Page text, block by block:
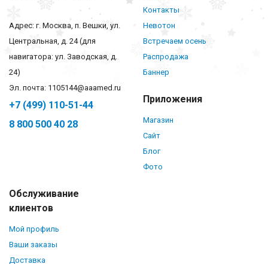
Адрес: г. Москва, п. Вешки, ул.
Центральная, д. 24 (для
навигатора: ул. Заводская, д.
24)
Эл. почта: 1105144@aaamed.ru
+7 (499) 110-51-44
8 800 500 40 28
Контакты
Невотон
Встречаем осень
Распродажа
Баннер
Приложения
Магазин
Сайт
Блог
Фото
Обслуживание
клиентов
Мой профиль
Ваши заказы
Доставка